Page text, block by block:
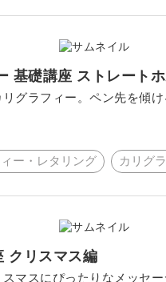
基礎講座 ストレート
グラフィー。ペン先を傾
ー・レタリング カリグ
クリスマス編
マスにぴったりなメッセ